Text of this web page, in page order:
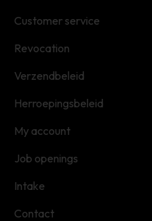
Customer service
Revocation
Verzendbeleid
Herroepingsbeleid
My account
Job openings
Intake
Contact